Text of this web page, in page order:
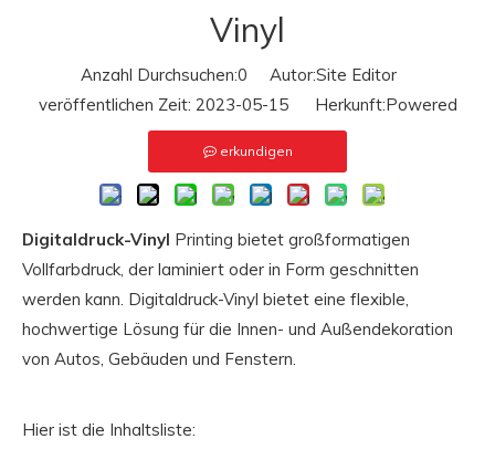
Vinyl
Anzahl Durchsuchen:0 Autor:Site Editor
veröffentlichen Zeit: 2023-05-15 Herkunft:Powered
erkundigen
Digitaldruck-Vinyl Printing bietet großformatigen
Vollfarbdruck, der laminiert oder in Form geschnitten
werden kann. Digitaldruck-Vinyl bietet eine flexible,
hochwertige Lösung für die Innen- und Außendekoration
von Autos, Gebäuden und Fenstern.
Hier ist die Inhaltsliste: